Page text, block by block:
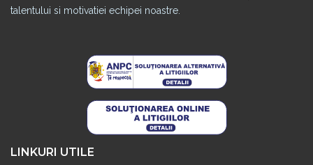
talentului si motivatiei echipei noastre.
LINKURI UTILE